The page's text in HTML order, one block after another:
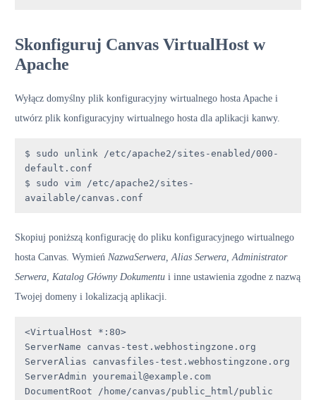
Skonfiguruj Canvas VirtualHost w
Apache
Wyłącz domyślny plik konfiguracyjny wirtualnego hosta Apache i
utwórz plik konfiguracyjny wirtualnego hosta dla aplikacji kanwy.
$ sudo unlink /etc/apache2/sites-enabled/000-
default.conf
$ sudo vim /etc/apache2/sites-
available/canvas.conf
Skopiuj poniższą konfigurację do pliku konfiguracyjnego wirtualnego
hosta Canvas. Wymień NazwaSerwera, Alias Serwera, Administrator
Serwera, Katalog Główny Dokumentu i inne ustawienia zgodne z nazwą
Twojej domeny i lokalizacją aplikacji.
<VirtualHost *:80>
ServerName canvas-test.webhostingzone.org
ServerAlias canvasfiles-test.webhostingzone.org
ServerAdmin youremail@example.com
DocumentRoot /home/canvas/public_html/public